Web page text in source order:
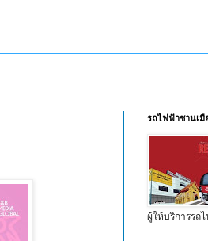
รถไฟฟ้าชานเมื
ผู้ให้บริการรถ